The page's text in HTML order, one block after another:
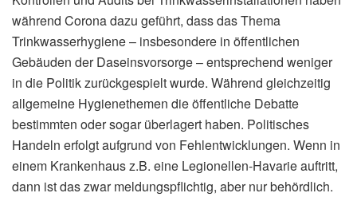
während Corona dazu geführt, dass das Thema
Trinkwasserhygiene – insbesondere in öffentlichen
Gebäuden der Daseinsvorsorge – entsprechend weniger
in die Politik zurückgespielt wurde. Während gleichzeitig
allgemeine Hygienethemen die öffentliche Debatte
bestimmten oder sogar überlagert haben. Politisches
Handeln erfolgt aufgrund von Fehlentwicklungen. Wenn in
einem Krankenhaus z.B. eine Legionellen-Havarie auftritt,
dann ist das zwar meldungspflichtig, aber nur behördlich.